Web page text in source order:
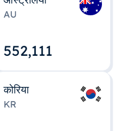
AU
552,112
कोरिया
KR